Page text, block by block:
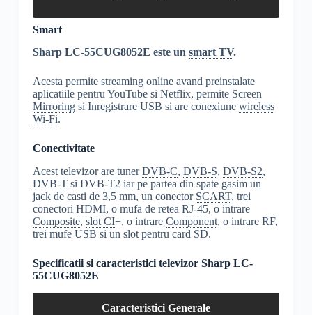
Smart
Sharp LC-55CUG8052E este un smart TV.
Acesta permite streaming online avand preinstalate
aplicatiile pentru YouTube si Netflix, permite Screen
Mirroringsi Inregistrare USB si are conexiune wireless
Wi-Fi.
Conectivitate
Acest televizor are tunerDVB-C, DVB-S, DVB-S2,
DVB-Tsi DVB-T2 iar pe partea din spate gasim un
jack de casti de 3,5 mm, un conector SCART, trei
conectori HDMI, o mufa de retea RJ-45, o intrare
Composite, slot CI+, o intrare Component, o intrare RF,
trei mufe USB si un slot pentru card SD.
Specificatii si caracteristici televizor Sharp LC-
55CUG8052E
Caracteristici Generale